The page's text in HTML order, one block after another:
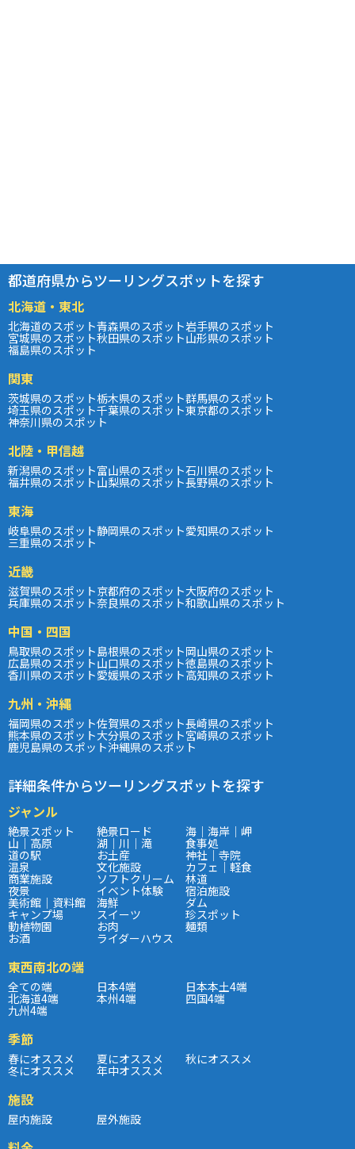
都道府県からツーリングスポットを探す
北海道・東北
北海道のスポット青森県のスポット岩手県のスポット
宮城県のスポット秋田県のスポット山形県のスポット
福島県のスポット
関東
茨城県のスポット栃木県のスポット群馬県のスポット
埼玉県のスポット千葉県のスポット東京都のスポット
神奈川県のスポット
北陸・甲信越
新潟県のスポット富山県のスポット石川県のスポット
福井県のスポット山梨県のスポット長野県のスポット
東海
岐阜県のスポット静岡県のスポット愛知県のスポット
三重県のスポット
近畿
滋賀県のスポット京都府のスポット大阪府のスポット
兵庫県のスポット奈良県のスポット和歌山県のスポット
中国・四国
鳥取県のスポット島根県のスポット岡山県のスポット
広島県のスポット山口県のスポット徳島県のスポット
香川県のスポット愛媛県のスポット高知県のスポット
九州・沖縄
福岡県のスポット佐賀県のスポット長崎県のスポット
熊本県のスポット大分県のスポット宮崎県のスポット
鹿児島県のスポット沖縄県のスポット
詳細条件からツーリングスポットを探す
ジャンル
絶景スポット 絶景ロード 海｜海岸｜岬
山｜高原 湖｜川｜滝 食事処
道の駅 お土産 神社｜寺院
温泉 文化施設 カフェ｜軽食
商業施設 ソフトクリーム 林道
夜景 イベント体験 宿泊施設
美術館｜資料館 海鮮 ダム
キャンプ場 スイーツ 珍スポット
動植物園 お肉 麺類
お酒 ライダーハウス
東西南北の端
全ての端 日本4端 日本本土4端
北海道4端 本州4端 四国4端
九州4端
季節
春にオススメ 夏にオススメ 秋にオススメ
冬にオススメ 年中オススメ
施設
屋内施設 屋外施設